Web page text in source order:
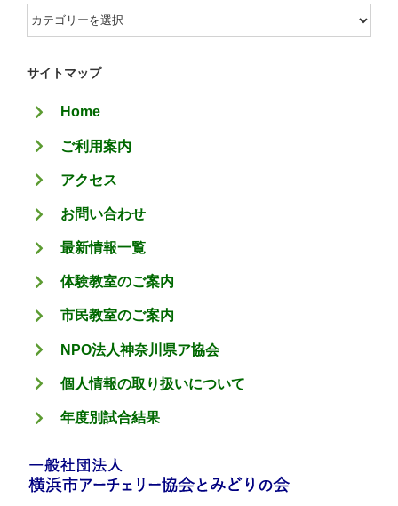
カ
テ
ゴ
ー
サイトマップ
Home
ご利用案内
アクセス
お問い合わせ
最新情報一覧
体験教室のご案内
市民教室のご案内
NPO法人神奈川県ア協会
個人情報の取り扱いについて
年度別試合結果